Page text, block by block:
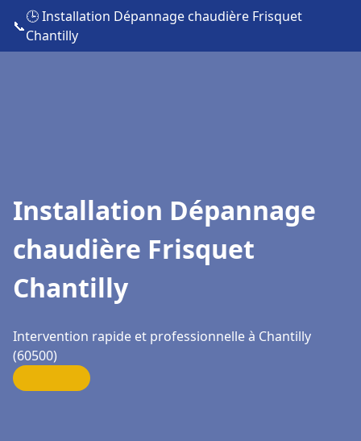
📞
🕒 Installation Dépannage chaudière Frisquet
Chantilly
Installation Dépannage
chaudière Frisquet
Chantilly
Intervention rapide et professionnelle à Chantilly
(60500)